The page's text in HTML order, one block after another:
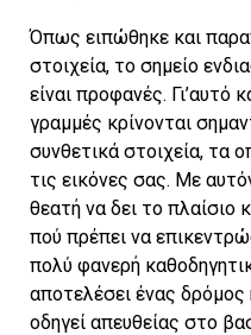
Όπως ειπώθηκε και
στοιχεία, το σημείο
είναι προφανές. Γι’αυτό
γραμμές κρίνονται
συνθετικά στοιχεία, τα
τις εικόνες σας. Με
θεατή να δει το πλαίσιο
πού πρέπει να
πολύ φανερή
αποτελέσει ένας
οδηγεί απευθείας στο